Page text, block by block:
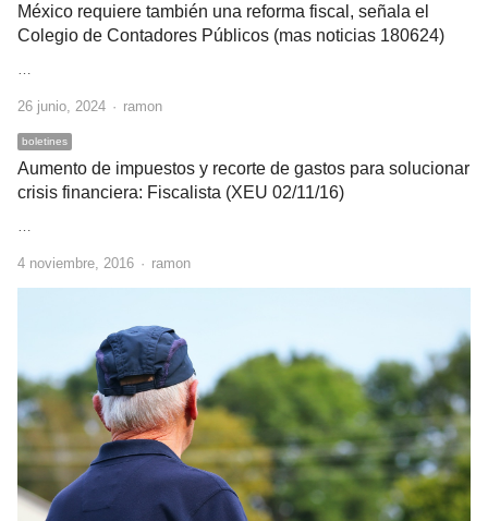
México requiere también una reforma fiscal, señala el
Colegio de Contadores Públicos (mas noticias 180624)
26 junio, 2024 Author
ramon
boletines
Aumento de impuestos y recorte de gastos para solucionar
crisis financiera: Fiscalista (XEU 02/11/16)
4 noviembre, 2016 Author
ramon